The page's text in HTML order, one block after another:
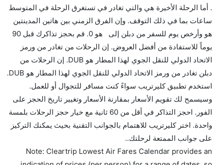
هل يمكنني حمل طعامي الخاص؟
نعم، يمكنك حمل طعامك الخاص، و لكن يجب أن يكون معبئا
بشكل جيد.
هل سيقدم لي الكحول على متن رحلة من إلى دبلن؟
لا تقدم شركة الطيران الكحول على متن رحلة داخلية. يتم
تقديم الكحول على متن الرحلات الدولية فقط.
ما متوسط أسعار رحلة الدرجة الاقتصادية من إلى دبلن؟
تتراوح أسعار رحلة الدرجة الاقتصادية من AED 0 إلى AED
هل اختيار إنجاز إجراءات السفر عبر الإنترنت متاح في رحلة
إلى دبلن؟
. أما الرحلة الأخيرة هي والتي تغادر في تستغرق الرحلة في المتوسط
ساعات بما في ذلك التوقف. وإن الفرق الزمني بين هاتين المدينتين
هو وأرخص يوم للسفر من دبلن إلى هو 0. قم بحجز تذاكرك قبل 90
يوماً للاستفادة من أفضل العروض. إن الرحلات من تغادر من ورمز
الاتحاد الدولي للنقل الجوي لهذا المطار هو DUB. إن الرحلات من
دبلن تغادر من ورمز الاتحاد الدولي للنقل الجوي لهذا المطار هو DUB.
استخدم تطبيق كليرتريب سواءً كنت مسافر للتجوال أو للعمل.
وسيسمح لك تقويم الأسعار بمقارنة الأسعار وتغيير تاريخ الحجز على
الفور. احجز التذاكر في أقل من 60 ثانية مع خيار حجز الرحلات بلمسة
واحدة. اختر كليرتريب للاهتمام بالجوانب التقنية بحيث يمكنك التركيز
على جوانب الممتعة لرحلتك..
Note: Cleartrip Lowest Air Fares Calendar provides an